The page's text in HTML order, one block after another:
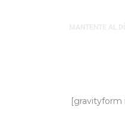
[gravityform